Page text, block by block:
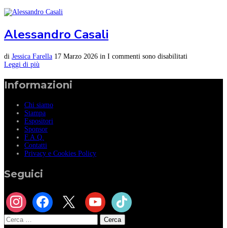
Alessandro Casali
di Jessica Farella 17 Marzo 2026 in I commenti sono disabilitati
Leggi di più
Informazioni
Chi siamo
Stampa
Espositori
Sponsor
F.A.Q.
Contatti
Privacy e Cookies Policy
Seguici
instagram facebook youtube tiktok
Ricerca
per: